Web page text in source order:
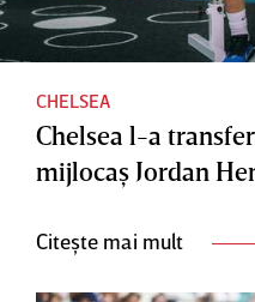
CHELSEA
Chelsea l-a
mijlocaş Jordan
Citește mai mult